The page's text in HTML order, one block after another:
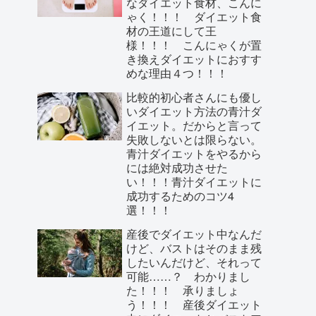
ゃく！！！ ダイエット食
材の王道にして王
様！！！ こんにゃくが置
き換えダイエットにおすす
めな理由４つ！！！
比較的初心者さんにも優し
いダイエット方法の青汁ダ
イエット。だからと言って
失敗しないとは限らない。
青汁ダイエットをやるから
には絶対成功させた
い！！！青汁ダイエットに
成功するためのコツ4
選！！！
産後でダイエット中なんだ
けど、バストはそのまま残
したいんだけど、それって
可能……？ わかりまし
た！！！ 承りましょ
う！！！ 産後ダイエット